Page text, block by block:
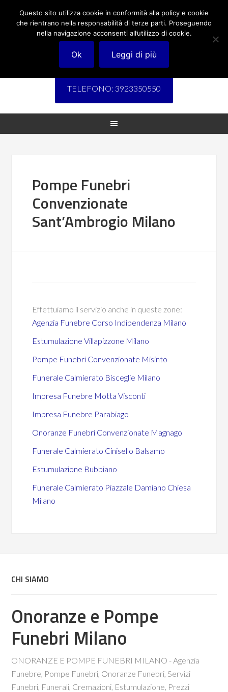
TELEFONO: 3923350550
Pompe Funebri
Convenzionate
Sant’Ambrogio Milano
Effettuiamo il servizio anche in queste zone:
Agenzia Funebre Corso Indipendenza Milano
Estumulazione Villapizzone Milano
Pompe Funebri Convenzionate Misinto
Funerale Calmierato Bisceglie Milano
Impresa Funebre Motta Visconti
Impresa Funebre Parabiago
Onoranze Funebri Convenzionate Magnago
Funerale Calmierato Cinisello Balsamo
Estumulazione Bubbiano
Funerale Calmierato Piazzale Damiano Chiesa
Milano
CHI SIAMO
Onoranze e Pompe
Funebri Milano
ONORANZE E POMPE FUNEBRI MILANO - Agenzia
Funebre, Pompe Funebri, Onoranze Funebri, Servizi
Funebri, Funerali, Cremazioni, Estumulazione, Prezzi
Questo sito utilizza cookie in conformità alla policy e cookie
che rientrano nella responsabilità di terze parti. Proseguendo
nella navigazione acconsenti all’utilizzo di cookie.
Ok Leggi di più